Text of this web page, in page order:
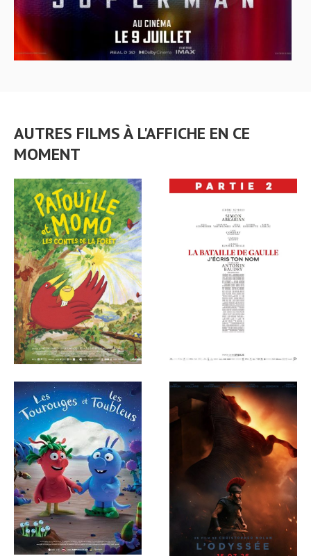
AUTRES FILMS À L'AFFICHE EN CE
MOMENT